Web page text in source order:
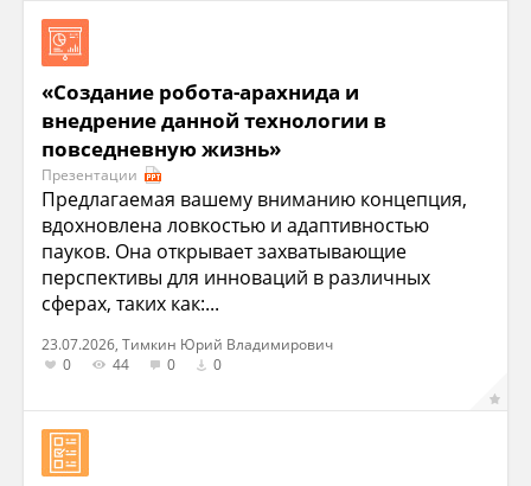
«Создание робота-арахнида и
внедрение данной технологии в
повседневную жизнь»
Презентации
Предлагаемая вашему вниманию концепция,
вдохновлена ловкостью и адаптивностью
пауков. Она открывает захватывающие
перспективы для инноваций в различных
сферах, таких как:...
23.07.2026, Тимкин Юрий Владимирович
0
44 0 0